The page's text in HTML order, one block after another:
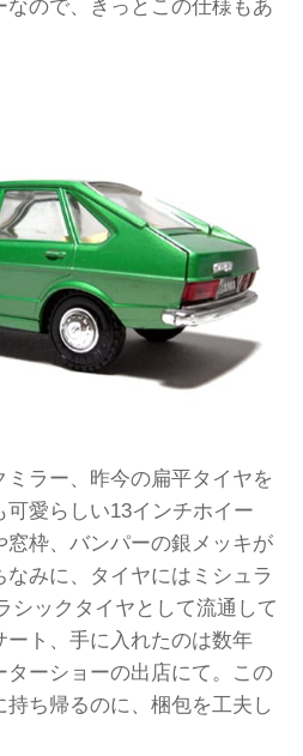
ので、きっとこの仕様もあ
ラー、昨今の扁平タイヤを
可愛らしい13インチホイー
枠、バンパーの銀メッキが
みに、タイヤにはミシュラ
シックタイヤとして流通して
ト、手に入れたのは数年
ーショーの出店にて。この
持ち帰るのに、梱包を工夫し